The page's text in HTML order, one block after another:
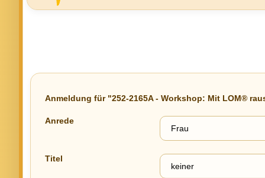
Anmeldung für "252-2165A - Workshop: Mit LOM®
Anrede
Titel